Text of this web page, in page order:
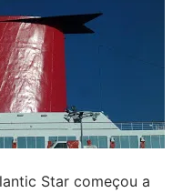
Star começou a